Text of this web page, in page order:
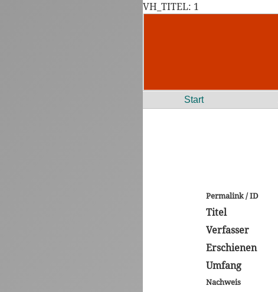
VH_TITEL: 1
Start
Permalink / ID
Titel
Verfasser
Erschienen
Umfang
Nachweis